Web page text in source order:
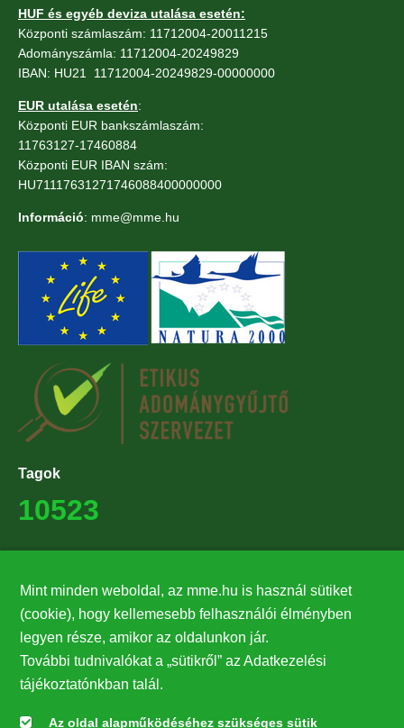
HUF és egyéb deviza utalása esetén:
Központi számlaszám: 11712004-20011215
Adományszámla: 11712004-20249829
IBAN: HU21 11712004-20249829-00000000
EUR utalása esetén:
Központi EUR bankszámlaszám:
11763127-17460884
Központi EUR IBAN szám:
HU71117631271746088400000000
Információ: mme@mme.hu
Tagok
10523
27224
Hírlevél feliratkozás
Értesüljön elsőként legfrissebb híreinkről, eseményeinkről!
Mint minden weboldal, az mme.hu is használ sütiket
(cookie), hogy kellemesebb felhasználói élményben
legyen része, amikor az oldalunkon jár.
További tudnivalókat a „sütikről” az Adatkezelési
tájékoztatónkban talál.
Az oldal alapműködéséhez szükséges sütik